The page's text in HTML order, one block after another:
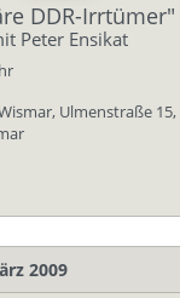
DDR-Irrtümer"
Peter Ensikat
Ulmenstraße 15,
2009